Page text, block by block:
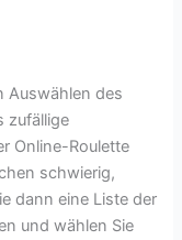
Auswählen des
zufällige
Online-Roulette
schwierig,
dann eine Liste der
und wählen Sie